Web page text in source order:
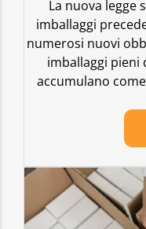
La nuova legge
imballaggi
numerosi nuovi
imballaggi pieni
accumulano